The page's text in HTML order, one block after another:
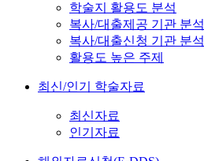
학술지 활용도 분석
복사/대출제공 기관 분석
복사/대출신청 기관 분석
활용도 높은 주제
최신/인기 학술자료
최신자료
인기자료